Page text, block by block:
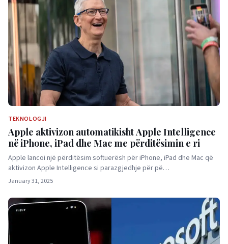
TEKNOLOGJI
Apple aktivizon automatikisht Apple Intelligence
në iPhone, iPad dhe Mac me përditësimin e ri
Apple lancoi ​​një përditësim softuerësh për iPhone, iPad dhe Mac që
aktivizon Apple Intelligence si parazgjedhje për pë…
January 31, 2025